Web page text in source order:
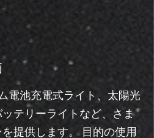
ム電池充電式ライト、太陽光
テリーライトなど、さま
提供します。 目的の使用